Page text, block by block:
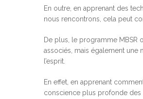
En outre, en apprenant des
nous rencontrons, cela peut
De plus, le programme MBSR
associés, mais également
l’esprit.
En effet, en apprenant
conscience plus profonde des